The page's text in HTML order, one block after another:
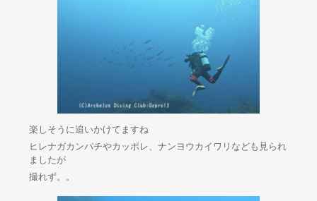
楽しそうに追いかけてますね
ヒレナガカンパチやカッポレ、ナンヨウカイワリなども見られ
ましたが
撮れず。。